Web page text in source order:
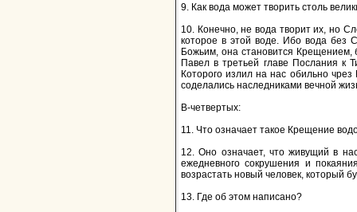
9. Как вода может творить столь
10. Конечно, не вода творит их, но
которое в этой воде. Ибо вода без
Божьим, она становится Крещением,
Павел в третьей главе Послания к
Которого излил на нас обильно
соделались наследниками вечной
В-четвертых:
11. Что означает такое Крещение
12. Оно означает, что живущий в
ежедневного сокрушения и
возрастать новый человек, который
13. Где об этом написано?